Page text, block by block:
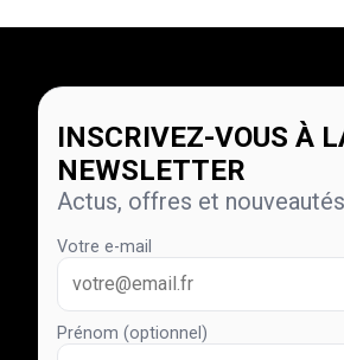
INSCRIVEZ-VOUS À
NEWSLETTER
Actus, offres et
Votre e-mail
Prénom (optionnel)